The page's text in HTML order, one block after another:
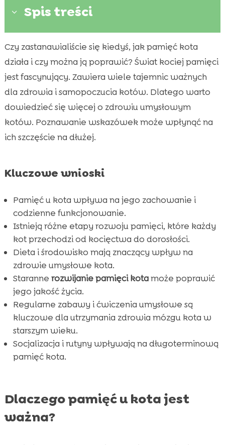
3 Spis treści
 Dlaczego pamięć u kota jest ważna?
 Jak działa pamięć u kota?
 Rozwijanie pamięci kota
 Etapy rozwoju pamięci u kociąt
 Wpływ diety na rozwój pamięci kota
 Wpływ środowiska na pamięć kota
 Ćwiczenia wspomagające pamięć u starszych
Najlepsze zabawki dla pamięci kota
różnice
 Wpływ socjalizacji na pamięć u kota
 Znaczenie rutyn dla rozwoju pamięci kota
Znaczenie zabawy w środowisku kota
Wniosek
FAQ
Czy zastanawialiście się kiedyś, jak pamięć kota
działa i czy można ją poprawić? Świat kociej pamięci
jest fascynujący. Zawiera wiele tajemnic ważnych
dla zdrowia i samopoczucia kotów. Dlatego warto
dowiedzieć się więcej o zdrowiu umysłowym
kotów. Poznawanie wskazówek może wpłynąć na
ich szczęście na dłużej.
Kluczowe wnioski
Pamięć u kota wpływa na jego zachowanie i
codzienne funkcjonowanie.
Istnieją różne etapy rozwoju pamięci, które każdy
kot przechodzi od kocięctwa do dorosłości.
Dieta i środowisko mają znaczący wpływ na
zdrowie umysłowe kota.
Staranne rozwijanie pamięci kotamoże poprawić
jego jakość życia.
Regularne zabawy i ćwiczenia umysłowe są
kluczowe dla utrzymania zdrowia mózgu kota w
starszym wieku.
Socjalizacja i rutyny wpływają na długoterminową
pamięć kota.
Dlaczego pamięć u kota jest
ważna?